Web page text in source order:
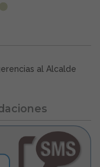
al Alcalde